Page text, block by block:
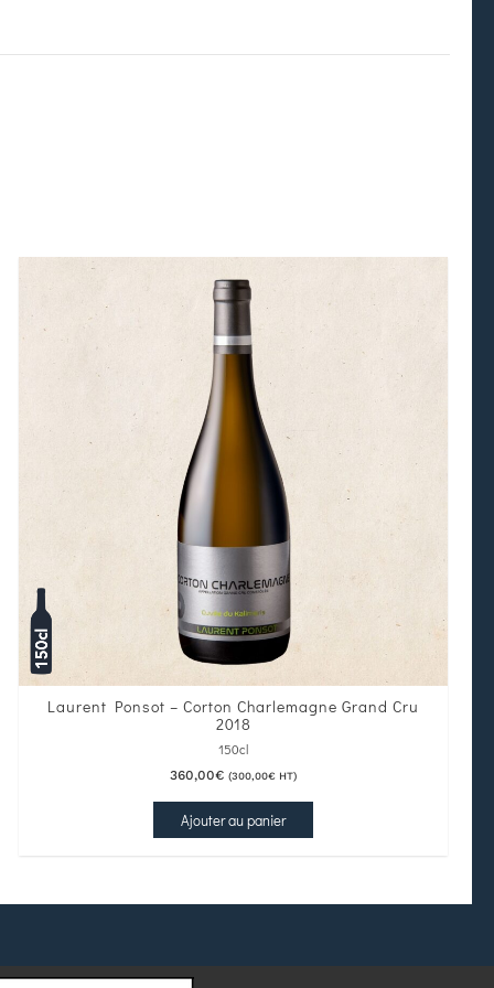
Laurent Ponsot – Corton Charlemagne Grand Cru
2018
150cl
360,00€ (300,00€ HT)
Ajouter au panier